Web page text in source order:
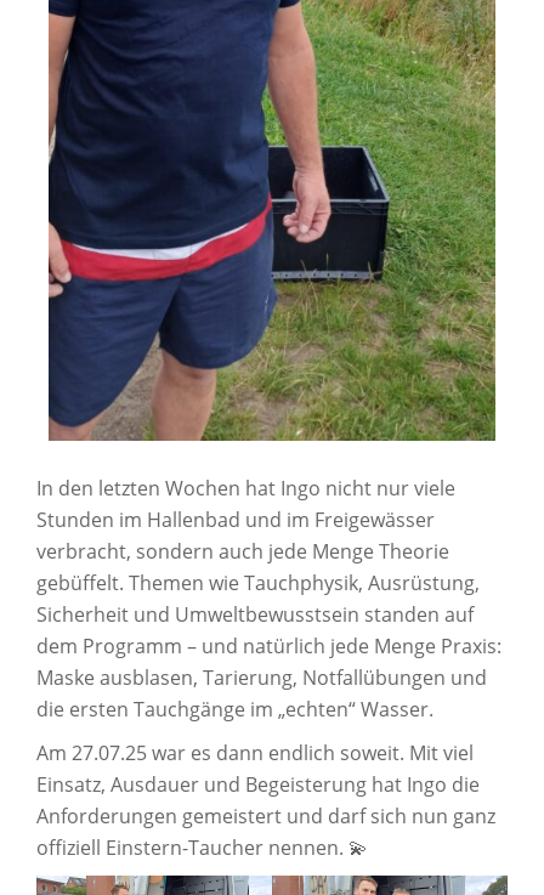
In den letzten Wochen hat Ingo nicht nur viele
Stunden im Hallenbad und im Freigewässer
verbracht, sondern auch jede Menge Theorie
gebüffelt. Themen wie Tauchphysik, Ausrüstung,
Sicherheit und Umweltbewusstsein standen auf
dem Programm – und natürlich jede Menge Praxis:
Maske ausblasen, Tarierung, Notfallübungen und
die ersten Tauchgänge im „echten“ Wasser.
Am 27.07.25 war es dann endlich soweit. Mit viel
Einsatz, Ausdauer und Begeisterung hat Ingo die
Anforderungen gemeistert und darf sich nun ganz
offiziell Einstern-Taucher nennen. 💫